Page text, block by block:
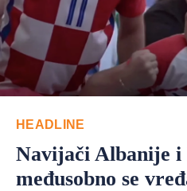
HEADLINE
Navijači Albanije i
međusobno se